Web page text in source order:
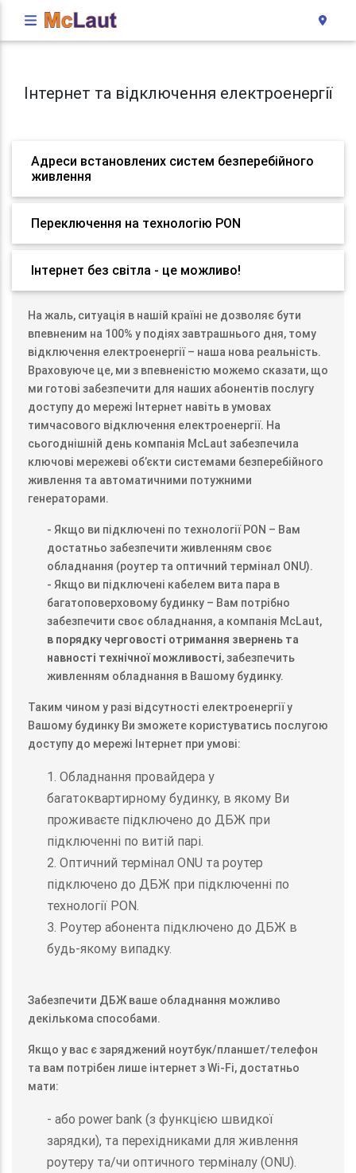
Інтернет та відключення електроенергії
Адреси встановлених систем безперебійного
живлення
Переключення на технологію PON
Інтернет без світла - це можливо!
На жаль, ситуація в нашій країні не дозволяє бути
впевненим на 100% у подіях завтрашнього дня, тому
відключення електроенергії – наша нова реальність.
Враховуюче це, ми з впевненістю можемо сказати, що
ми готові забезпечити для наших абонентів послугу
доступу до мережі Інтернет навіть в умовах
тимчасового відключення електроенергії. На
сьогоднішній день компанія McLaut забезпечила
ключові мережеві об’єкти системами безперебійного
живлення та автоматичними потужними
генераторами.
- Якщо ви підключені по технології PON – Вам
достатньо забезпечити живленням своє
обладнання (роутер та оптичний термінал ONU).
- Якщо ви підключені кабелем вита пара в
багатоповерховому будинку – Вам потрібно
забезпечити своє обладнання, а компанія McLaut,
в порядку черговості отримання звернень та
навності технічної можливості, забезпечить
живленням обладнання в Вашому будинку.
Таким чином у разі відсутності електроенергії у
Вашому будинку Ви зможете користуватись послугою
доступу до мережі Інтернет при умові:
1. Обладнання провайдера у
багатоквартирному будинку, в якому Ви
проживаєте підключено до ДБЖ при
підключенні по витій парі.
2. Оптичний термінал ONU та роутер
підключено до ДБЖ при підключенні по
технології PON.
3. Роутер абонента підключено до ДБЖ в
будь-якому випадку.
Забезпечити ДБЖ ваше обладнання можливо
декількома способами.
Якщо у вас є заряджений ноутбук/планшет/телефон
та вам потрібен лише інтернет з Wi-Fi, достатньо
мати:
- або power bank (з функцією швидкої
зарядки), та перехідниками для живлення
роутеру та/чи оптичного терміналу (ONU).